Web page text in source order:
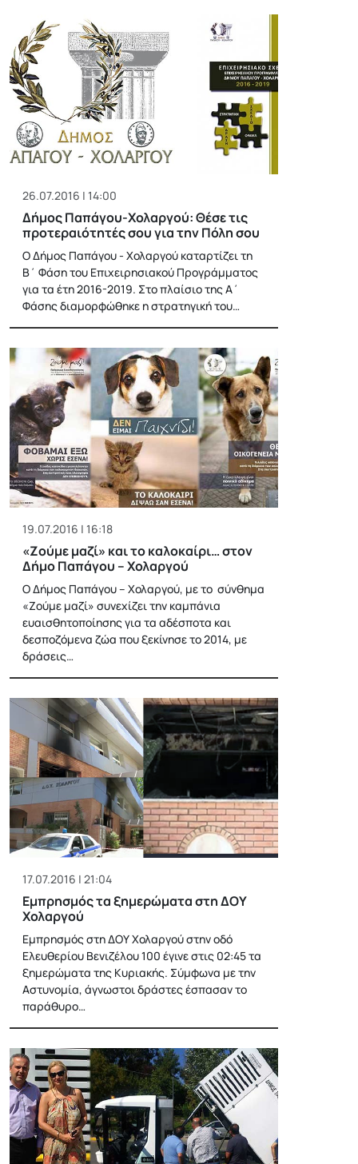
26.07.2016 | 14:00
Δήμος Παπάγου-Χολαργού: Θέσε τις
προτεραιότητές σου για την Πόλη σου
Ο Δήμος Παπάγου - Χολαργού καταρτίζει τη
Β΄ Φάση του Επιχειρησιακού Προγράμματος
για τα έτη 2016-2019. Στο πλαίσιο της Α΄
Φάσης διαμορφώθηκε η στρατηγική του…
19.07.2016 | 16:18
«Ζούμε μαζί» και το καλοκαίρι… στον
Δήμο Παπάγου – Χολαργού
Ο Δήμος Παπάγου – Χολαργού, με το σύνθημα
«Ζούμε μαζί» συνεχίζει την καμπάνια
ευαισθητοποίησης για τα αδέσποτα και
δεσποζόμενα ζώα που ξεκίνησε το 2014, με
δράσεις…
17.07.2016 | 21:04
Εμπρησμός τα ξημερώματα στη ΔΟΥ
Χολαργού
Εμπρησμός στη ΔΟΥ Χολαργού στην οδό
Ελευθερίου Βενιζέλου 100 έγινε στις 02:45 τα
ξημερώματα της Κυριακής. Σύμφωνα με την
Αστυνομία, άγνωστοι δράστες έσπασαν το
παράθυρο…